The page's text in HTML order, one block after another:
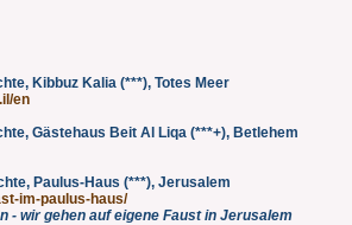
Kibbuz Kalia (***), Totes Meer
en
Gästehaus Beit Al Liqa (***+), Betlehem
Paulus-Haus (***), Jerusalem
im-paulus-haus/
- wir gehen auf eigene Faust in Jerusalem